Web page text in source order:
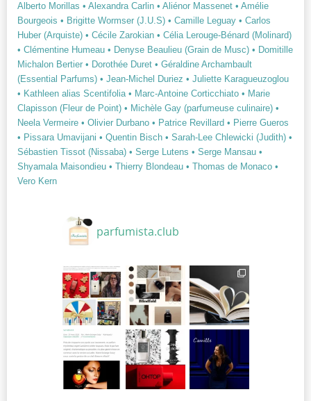
Alberto Morillas • Alexandra Carlin • Aliénor Massenet • Amélie
Bourgeois • Brigitte Wormser (J.U.S) • Camille Leguay • Carlos
Huber (Arquiste) • Cécile Zarokian • Célia Lerouge-Bénard (Molinard)
• Clémentine Humeau • Denyse Beaulieu (Grain de Musc) • Domitille
Michalon Bertier • Dorothée Duret • Géraldine Archambault
(Essential Parfums) • Jean-Michel Duriez • Juliette Karagueuzoglou
• Kathleen alias Scentifolia • Marc-Antoine Corticchiato • Marie
Clapisson (Fleur de Point) • Michèle Gay (parfumeuse culinaire) •
Neela Vermeire • Olivier Durbano • Patrice Revillard • Pierre Gueros
• Pissara Umavijani • Quentin Bisch • Sarah-Lee Chlewicki (Judith) •
Sébastien Tissot (Nissaba) • Serge Lutens • Serge Mansau •
Shyamala Maisondieu • Thierry Blondeau • Thomas de Monaco •
Vero Kern
parfumista.club